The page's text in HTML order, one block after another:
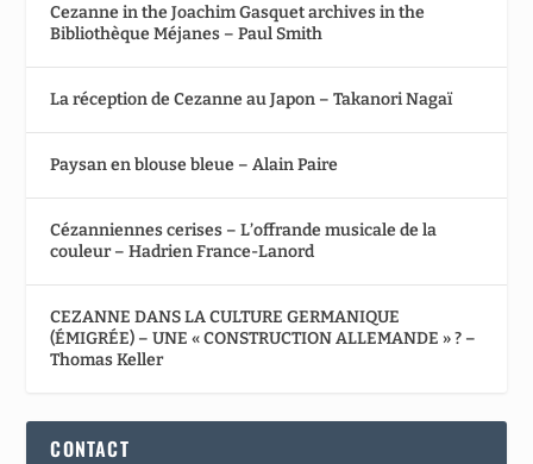
Cezanne in the Joachim Gasquet archives in the
Bibliothèque Méjanes – Paul Smith
La réception de Cezanne au Japon – Takanori Nagaï
Paysan en blouse bleue – Alain Paire
Cézanniennes cerises – L’offrande musicale de la
couleur – Hadrien France-Lanord
CEZANNE DANS LA CULTURE GERMANIQUE
(ÉMIGRÉE) – UNE « CONSTRUCTION ALLEMANDE » ? –
Thomas Keller
CONTACT